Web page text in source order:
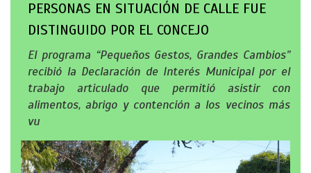
PERSONAS EN SITUACIÓN DE CALLE FUE
DISTINGUIDO POR EL CONCEJO
El programa “Pequeños Gestos, Grandes Cambios”
recibió la Declaración de Interés Municipal por el
trabajo articulado que permitió asistir con
alimentos, abrigo y contención a los vecinos más
vu